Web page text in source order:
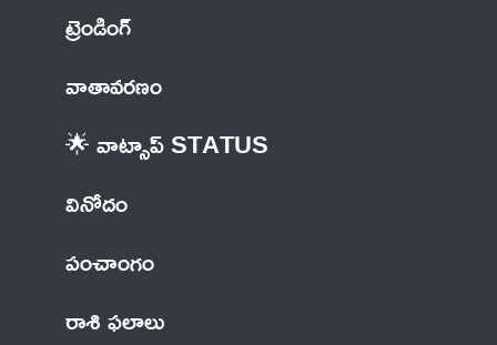
ట్రెండింగ్
వాతావరణం
🌟 వాట్సాప్ STATUS
వినోదం
పంచాంగం
రాశి ఫలాలు